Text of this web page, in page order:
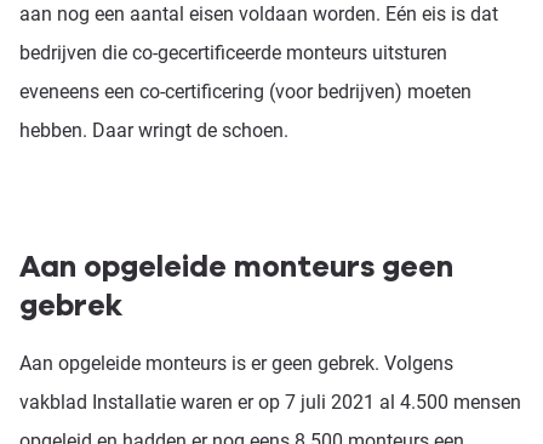
aan nog een aantal eisen voldaan worden. Eén eis is dat
bedrijven die co-gecertificeerde monteurs uitsturen
eveneens een co-certificering (voor bedrijven) moeten
hebben. Daar wringt de schoen.
Aan opgeleide monteurs geen
gebrek
Aan opgeleide monteurs is er geen gebrek. Volgens
vakblad Installatie waren er op 7 juli 2021 al 4.500 mensen